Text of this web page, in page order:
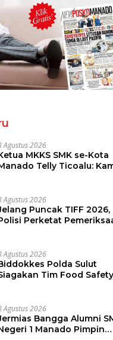
Piala
Panitia
dan Pihak
Kelolah All
Lokasi
Agustus 2026
MKKS SMK se-Kota
Telly Ticoalu:
Agustus 2026
Puncak TIFF 2026,
Perketat
Agustus 2026
Polda Sulut
Tim Food Safety
Agustus 2026
Bangga Alumni
1 Manado Pimpin